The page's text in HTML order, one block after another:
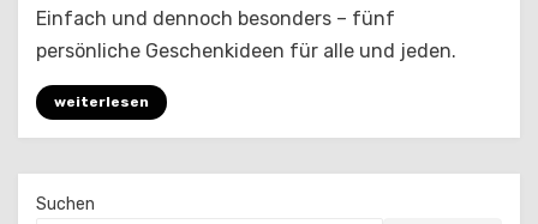
Einfach und dennoch besonders – fünf
persönliche Geschenkideen für alle und jeden.
weiterlesen
Suchen